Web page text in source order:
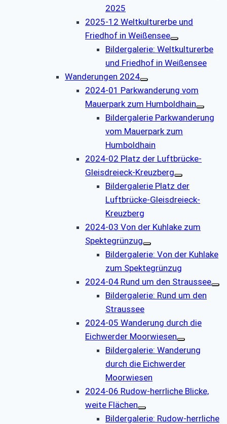
2025
2025-12 Weltkulturerbe und
Friedhof in Weißensee
Bildergalerie: Weltkulturerbe
und Friedhof in Weißensee
Wanderungen 2024
2024-01 Parkwanderung vom
Mauerpark zum Humboldhain
Bildergalerie Parkwanderung
vom Mauerpark zum
Humboldhain
2024-02 Platz der Luftbrücke-
Gleisdreieck-Kreuzberg
Bildergalerie Platz der
Luftbrücke-Gleisdreieck-
Kreuzberg
2024-03 Von der Kuhlake zum
Spektegrünzug
Bildergalerie: Von der Kuhlake
zum Spektegrünzug
2024-04 Rund um den Straussee
Bildergalerie: Rund um den
Straussee
2024-05 Wanderung durch die
Eichwerder Moorwiesen
Bildergalerie: Wanderung
durch die Eichwerder
Moorwiesen
2024-06 Rudow-herrliche Blicke,
weite Flächen
Bildergalerie: Rudow-herrliche